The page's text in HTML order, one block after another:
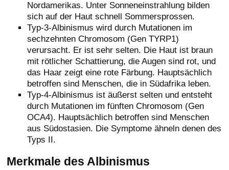
Nordamerikas. Unter Sonneneinstrahlung bilden
sich auf der Haut schnell Sommersprossen.
Typ-3-Albinismus wird durch Mutationen im
sechzehnten Chromosom (Gen TYRP1)
verursacht. Er ist sehr selten. Die Haut ist braun
mit rötlicher Schattierung, die Augen sind rot, und
das Haar zeigt eine rote Färbung. Hauptsächlich
betroffen sind Menschen, die in Südafrika leben.
Typ-4-Albinismus ist äußerst selten und entsteht
durch Mutationen im fünften Chromosom (Gen
OCA4). Hauptsächlich betroffen sind Menschen
aus Südostasien. Die Symptome ähneln denen des
Typs II.
Merkmale des Albinismus